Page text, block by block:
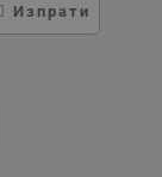
Изпрати